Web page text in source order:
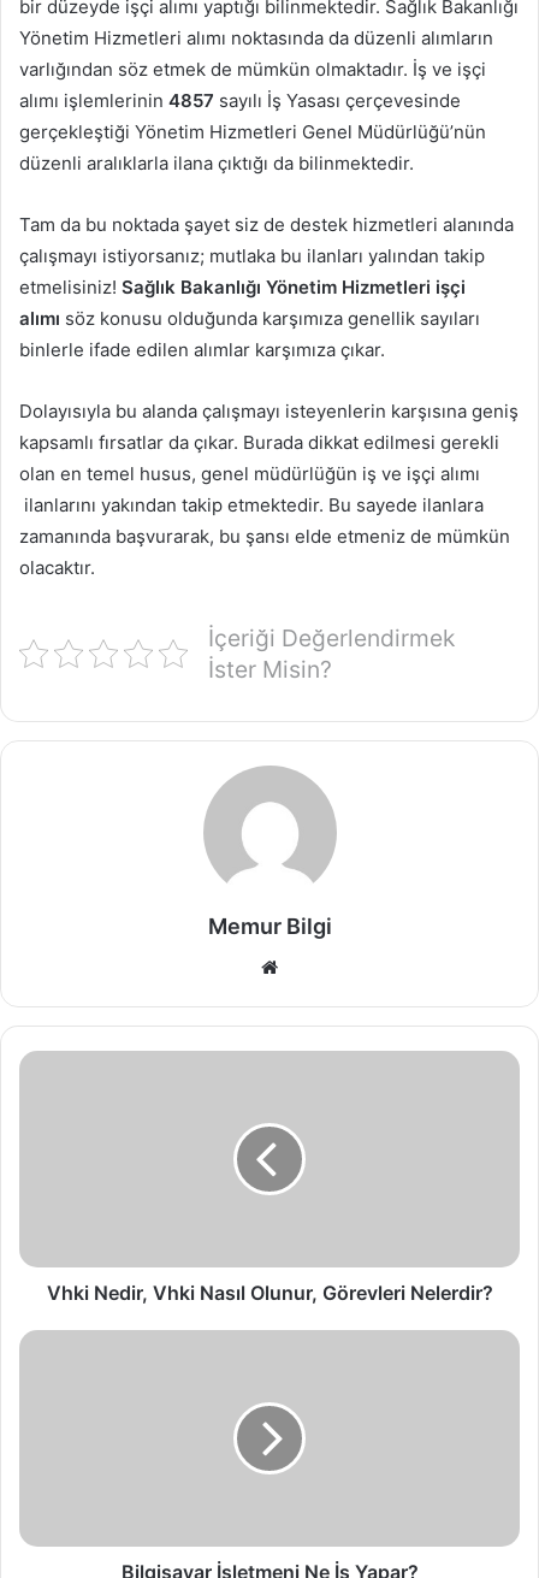
bir düzeyde işçi alımı yaptığı bilinmektedir. Sağlık Bakanlığı
Yönetim Hizmetleri alımı noktasında da düzenli alımların
varlığından söz etmek de mümkün olmaktadır. İş ve işçi
alımı işlemlerinin 4857 sayılı İş Yasası çerçevesinde
gerçekleştiği Yönetim Hizmetleri Genel Müdürlüğü’nün
düzenli aralıklarla ilana çıktığı da bilinmektedir.
Tam da bu noktada şayet siz de destek hizmetleri alanında
çalışmayı istiyorsanız; mutlaka bu ilanları yalından takip
etmelisiniz! Sağlık Bakanlığı Yönetim Hizmetleri işçi
alımı söz konusu olduğunda karşımıza genellik sayıları
binlerle ifade edilen alımlar karşımıza çıkar.
Dolayısıyla bu alanda çalışmayı isteyenlerin karşısına geniş
kapsamlı fırsatlar da çıkar. Burada dikkat edilmesi gerekli
olan en temel husus, genel müdürlüğün iş ve işçi alımı
ilanlarını yakından takip etmektedir. Bu sayede ilanlara
zamanında başvurarak, bu şansı elde etmeniz de mümkün
olacaktır.
İçeriği Değerlendirmek
İster Misin?
Memur Bilgi
Web
Vhki Nedir, Vhki Nasıl Olunur, Görevleri Nelerdir?
Bilgisayar İşletmeni Ne İş Yapar?